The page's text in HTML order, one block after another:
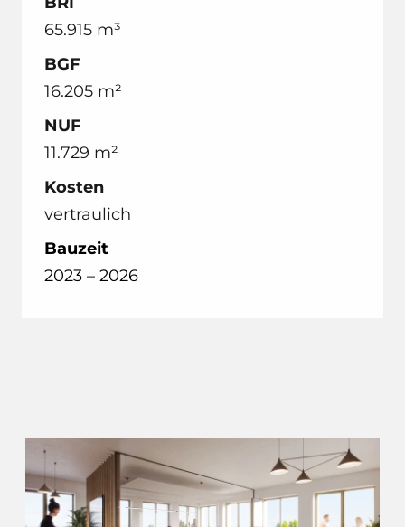
Großprojekten und professionellem
Projektmanagement tragen wir zum
rechtzeitigen Entdecken von potenziellen
Problemen bei.
65.915 m³
BGF
16.205 m²
NUF
11.729 m²
Kosten
vertraulich
Bauzeit
2023 – 2026